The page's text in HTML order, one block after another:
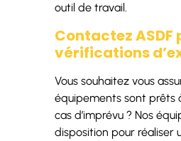
outil de travail.
Contactez ASDF
vérifications
Vous souhaitez vous
équipements sont prêts
cas d’imprévu ? Nos
disposition pour réaliser